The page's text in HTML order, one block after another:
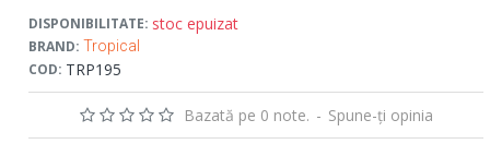
DISPONIBILITATE: stoc epuizat
BRAND: Tropical
COD: TRP195
Bazată pe 0 note. - Spune-ţi opinia